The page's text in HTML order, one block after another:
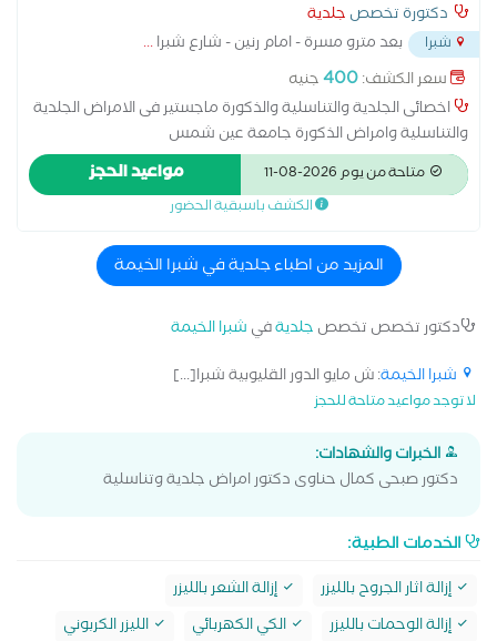
دكتورة تخصص جلدية
شبرا بعد مترو مسرة - امام رنين - شارع شبرا...
سعر الكشف:400جنيه
اخصائى الجلدية والتناسلية والذكورة ماجستير فى الامراض الجلدية
والتناسلية وامراض الذكورة جامعة عين شمس
متاحة من يوم 2026-08-11 مواعيد الحجز
الكشف باسبقية الحضور
المزيد من اطباء جلدية في شبرا الخيمة
دكتور تخصص تخصص جلديةفي شبرا الخيمة
شبرا الخيمة: ش مايو الدور القليوبية شبرا[...]
لا توجد مواعيد متاحة للحجز
الخبرات والشهادات:
دكتور صبحى كمال حناوى دكتور امراض جلدية وتناسلية
الخدمات الطبية:
إزالة اثار الجروح بالليزر
إزالة الشعر بالليزر
إزالة الوحمات بالليزر
الكي الكهربائي
الليزر الكربوني